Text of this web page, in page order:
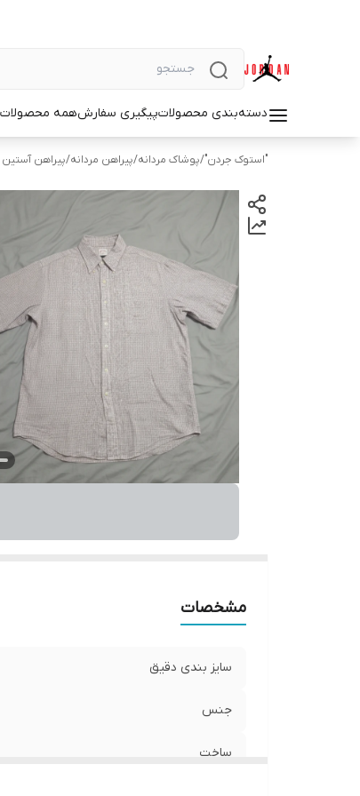
دسته‌بندی محصولاتپیگیری سفارشهمه محصولات
"استوک جردن"/پوشاک مردانه/پیراهن مردانه/پیراهن آستین
مشخصات
سایز بندی دقیق
جنس
ساخت